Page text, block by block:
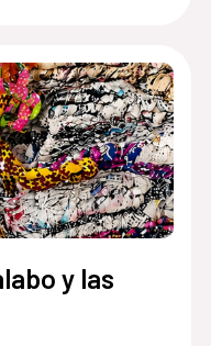
y las